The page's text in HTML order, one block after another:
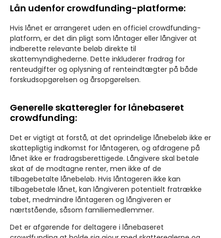
Lån udenfor crowdfunding-platforme:
Hvis lånet er arrangeret uden en officiel crowdfunding-
platform, er det din pligt som låntager eller långiver at
indberette relevante beløb direkte til
skattemyndighederne. Dette inkluderer fradrag for
renteudgifter og oplysning af renteindtægter på både
forskudsopgørelsen og årsopgørelsen.
Generelle skatteregler for lånebaseret
crowdfunding:
Det er vigtigt at forstå, at det oprindelige lånebeløb ikke er
skattepligtig indkomst for låntageren, og afdragene på
lånet ikke er fradragsberettigede. Långivere skal betale
skat af de modtagne renter, men ikke af de
tilbagebetalte lånebeløb. Hvis låntageren ikke kan
tilbagebetale lånet, kan långiveren potentielt fratrække
tabet, medmindre låntageren og långiveren er
nærtstående, såsom familiemedlemmer.
Det er afgørende for deltagere i lånebaseret